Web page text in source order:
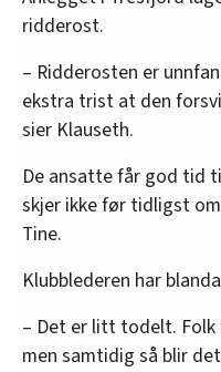
ridderost.
– Ridderosten er
ekstra trist at den
sier Klauseth.
De ansatte får god tid
skjer ikke før tidligst
Tine.
Klubblederen har
– Det er litt todelt.
men samtidig så blir